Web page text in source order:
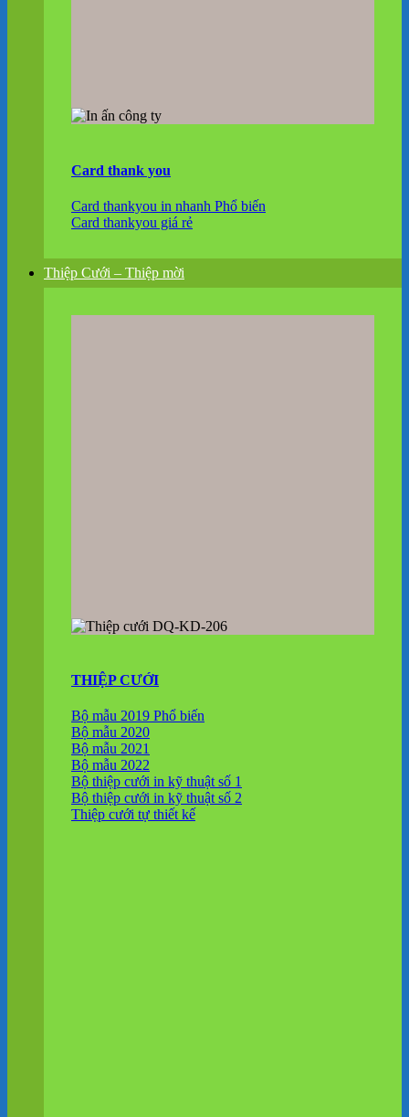
Card thank you
Card thankyou in nhanh
Card thankyou giá rẻ
Thiệp Cưới – Thiệp mời
THIỆP CƯỚI
Bộ mẫu 2019
Bộ mẫu 2020
Bộ mẫu 2021
Bộ mẫu 2022
Bộ thiệp cưới in kỹ thuật số 1
Bộ thiệp cưới in kỹ thuật số 2
Thiệp cưới tự thiết kế